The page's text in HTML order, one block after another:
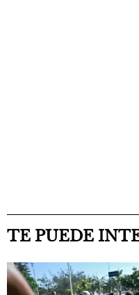
TE PUEDE